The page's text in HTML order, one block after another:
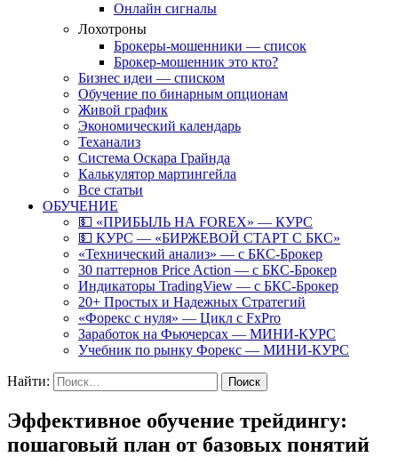
Онлайн сигналы
Лохотроны
Брокеры-мошенники — список
Брокер-мошенник это кто?
Бизнес идеи — списком
Обучение по бинарным опционам
Живой график
Экономический календарь
Теханализ
Система Оскара Грайнда
Калькулятор мартингейла
Все статьи
ОБУЧЕНИЕ
💵 «ПРИБЫЛЬ НА FOREX» — КУРС
💵 КУРС — «БИРЖЕВОЙ СТАРТ С БКС»
«Технический анализ» — с БКС-Брокер
30 паттернов Price Action — с БКС-Брокер
Индикаторы TradingView — с БКС-Брокер
20+ Простых и Надежных Стратегий
«Форекс с нуля» — Цикл с FxPro
Заработок на Фьючерсах — МИНИ-КУРС
Учебник по рынку Форекс — МИНИ-КУРС
Найти:
Эффективное обучение трейдингу:
пошаговый план от базовых понятий